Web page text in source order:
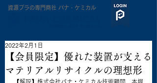
​資源プラの専門商社 パナ・ケミカル
【会員限定】優れた装置が支える​
マテリアルリサイクルの理想形
2022年2月1日
【解説】株式会社パナ・ケミカル技術顧問　本堀